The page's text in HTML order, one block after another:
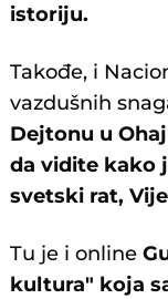
istoriju.
Takođe, i
vazdušnih
Dejtonu u
da vidite kako
svetski rat,
Tu je i online
kultura" koja